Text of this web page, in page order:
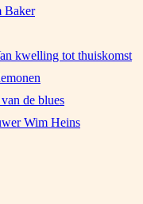
Baker
kwelling tot thuiskomst
de blues
Wim Heins